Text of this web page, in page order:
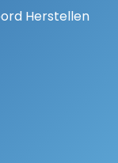
Herstellen